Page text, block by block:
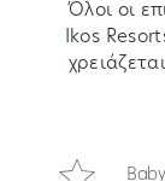
Όλοι οι
Ikos